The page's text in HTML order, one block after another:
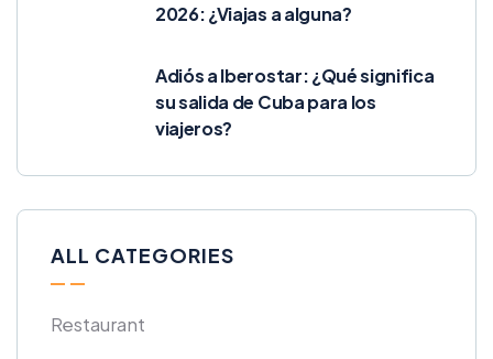
2026: ¿Viajas a alguna?
Adiós a Iberostar: ¿Qué significa
su salida de Cuba para los
viajeros?
ALL CATEGORIES
Restaurant